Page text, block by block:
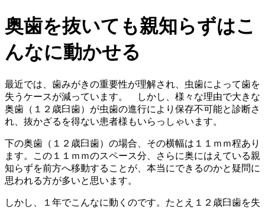
奥歯を抜いても親知らずはこ
んなに動かせる
最近では、歯みがきの重要性が理解され、虫歯によって歯を
失うケースが減っています。 しかし、様々な理由で大きな
奥歯（１２歳臼歯）が虫歯の進行により保存不可能と診断さ
れ、抜かざるを得ない患者様もいらっしゃいます。
下の奥歯（１２歳臼歯）の場合、その横幅は１１ｍｍ程あり
ます。この１１ｍｍのスペース分、さらに奥にはえている親
知らずを前方へ移動することが、本当にできるのかと疑問に
思われる方が多いと思います。
しかし、１年でこんなに動くのです。たとえ１２歳臼歯を失